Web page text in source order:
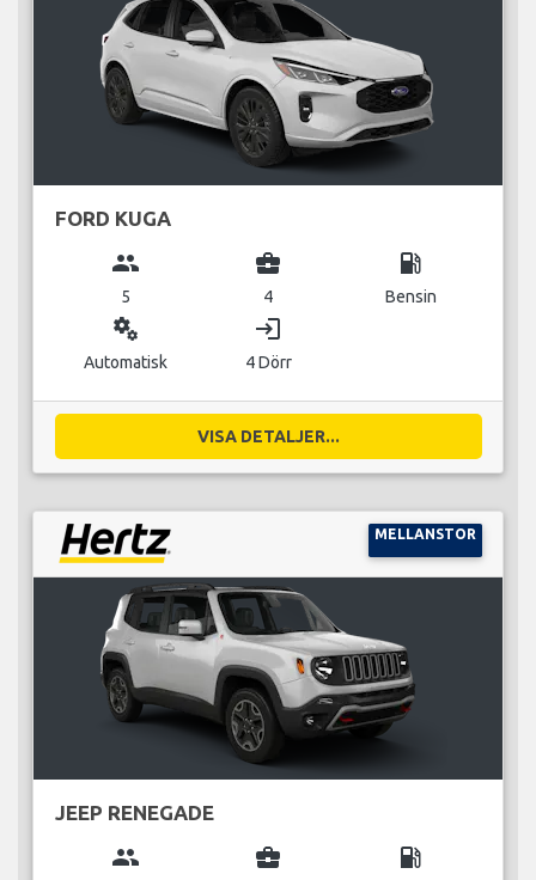
FORD KUGA
group
5
business_center
4
local_gas_station
Bensin
miscellaneous_services
Automatisk
login
4 Dörr
VISA DETALJER...
MELLANSTOR
JEEP RENEGADE
group business_center local_gas_station